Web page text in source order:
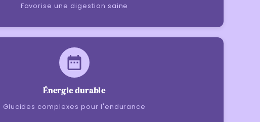
Favorise une digestion saine
Énergie durable
Glucides complexes pour l'endurance